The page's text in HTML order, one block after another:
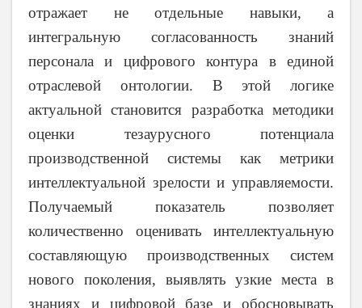
отражает не отдельные навыки, а
интегральную согласованность знаний
персонала и цифрового контура в единой
отраслевой онтологии. В этой логике
актуальной становится разработка методики
оценки тезаурусного потенциала
производственной системы как метрики
интеллектуальной зрелости и управляемости.
Получаемый показатель позволяет
количественно оценивать интеллектуальную
составляющую производственных систем
нового поколения, выявлять узкие места в
знаниях и цифровой базе и обосновывать